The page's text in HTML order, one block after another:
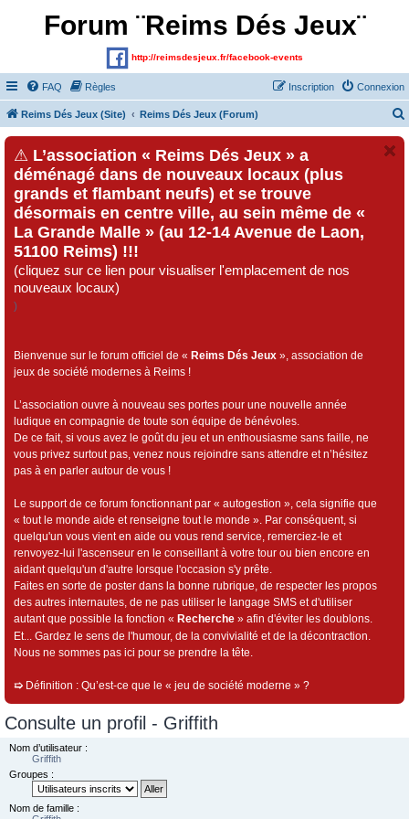
Forum ¨Reims Dés Jeux¨
http://reimsdesjeux.fr/facebook-events
FAQ Règles Connexion
Inscription
Reims Dés Jeux (Site) Reims Dés Jeux (Forum)
⚠ L’association « Reims Dés Jeux » a
déménagé dans de nouveaux locaux (plus
grands et flambant neufs) et se trouve
désormais en centre ville, au sein même de «
La Grande Malle » (au 12-14 Avenue de Laon,
51100 Reims) !!!
(cliquez sur ce lien pour visualiser l'emplacement de nos
nouveaux locaux)
)
Bienvenue sur le forum officiel de « Reims Dés Jeux », association de
jeux de société modernes à Reims !
L’association ouvre à nouveau ses portes pour une nouvelle année
ludique en compagnie de toute son équipe de bénévoles.
De ce fait, si vous avez le goût du jeu et un enthousiasme sans faille, ne
vous privez surtout pas, venez nous rejoindre sans attendre et n’hésitez
pas à en parler autour de vous !
Le support de ce forum fonctionnant par « autogestion », cela signifie que
« tout le monde aide et renseigne tout le monde ». Par conséquent, si
quelqu'un vous vient en aide ou vous rend service, remerciez-le et
renvoyez-lui l'ascenseur en le conseillant à votre tour ou bien encore en
aidant quelqu'un d'autre lorsque l'occasion s'y prête.
Faites en sorte de poster dans la bonne rubrique, de respecter les propos
des autres internautes, de ne pas utiliser le langage SMS et d'utiliser
autant que possible la fonction « Recherche » afin d'éviter les doublons.
Et... Gardez le sens de l'humour, de la convivialité et de la décontraction.
Nous ne sommes pas ici pour se prendre la tête.
➯ Définition : Qu’est-ce que le « jeu de société moderne » ?
Consulte un profil - Griffith
Nom d’utilisateur :
Griffith
Groupes :
Nom de famille :